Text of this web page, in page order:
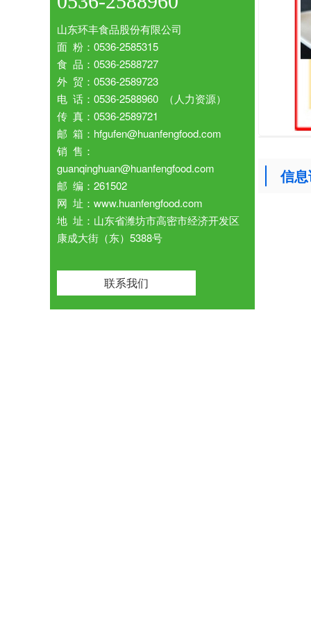
山东环丰食品股份有限公司
面 粉：0536-2585315
食 品：0536-2588727
外 贸：0536-2589723
电 话：0536-2588960 （人力资源）
传 真：0536-2589721
邮 箱：hfgufen@huanfengfood.com
销 售：
guanqinghuan@huanfengfood.com
邮 编：261502
网 址：www.huanfengfood.com
地 址：山东省潍坊市高密市经济开发区
康成大街（东）5388号
联系我们
信